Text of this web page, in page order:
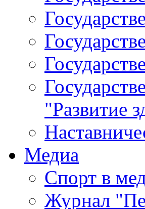
"Развитие
Медиа
Спорт в
Журнал